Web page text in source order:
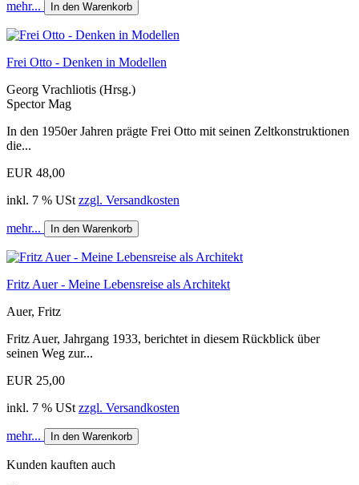
mehr... In den Warenkorb
Frei Otto - Denken in Modellen
Georg Vrachliotis (Hrsg.)
Spector Mag
In den 1950er Jahren prägte Frei Otto mit seinen Zeltkonstruktionen
die...
EUR 48,00
inkl. 7 % USt zzgl. Versandkosten
mehr... In den Warenkorb
Fritz Auer - Meine Lebensreise als Architekt
Auer, Fritz
Fritz Auer, Jahrgang 1933, berichtet in diesem Rückblick über
seinen Weg zur...
EUR 25,00
inkl. 7 % USt zzgl. Versandkosten
mehr... In den Warenkorb
Kunden kauften auch